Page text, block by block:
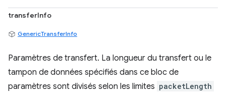
transferInfo
GenericTransferInfo
Paramètres de transfert. La longueur du transfert ou le
tampon de données spécifiés dans ce bloc de
paramètres sont divisés selon les limites packetLength